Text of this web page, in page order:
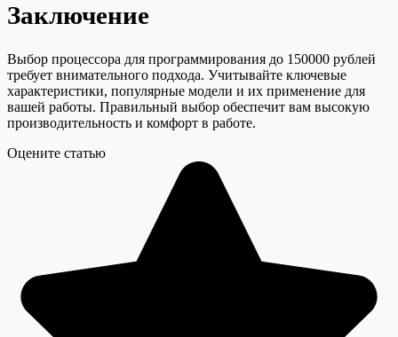
Заключение
Выбор процессора для программирования до 150000 рублей
требует внимательного подхода. Учитывайте ключевые
характеристики, популярные модели и их применение для
вашей работы. Правильный выбор обеспечит вам высокую
производительность и комфорт в работе.
Оцените статью